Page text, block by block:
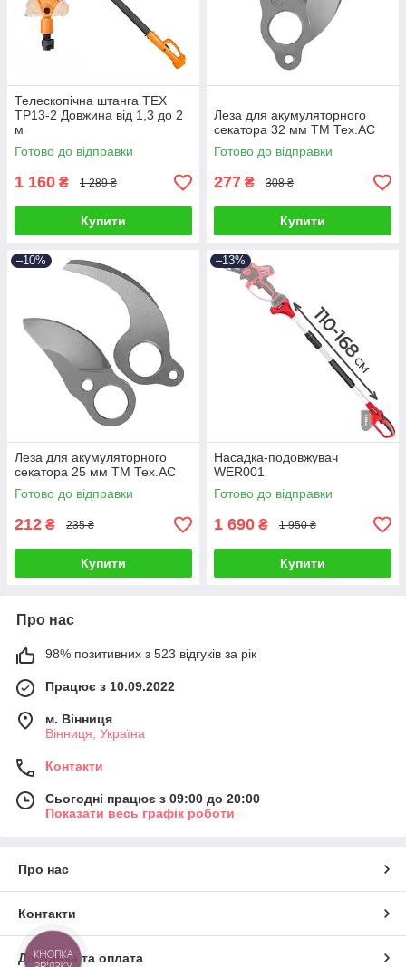
Телескопічна штанга ТEX
TP13-2 Довжина від 1,3 до 2
м
Готово до відправки
1 160 ₴ 1 289 ₴
Купити
Леза для акумуляторного
секатора 32 мм ТМ Тех.АС
Готово до відправки
277 ₴ 308 ₴
Купити
–10%
Леза для акумуляторного
секатора 25 мм ТМ Тех.АС
Готово до відправки
212 ₴ 235 ₴
Купити
–13%
Насадка-подовжувач
WER001
Готово до відправки
1 690 ₴ 1 950 ₴
Купити
Про нас
98% позитивних з 523 відгуків за рік
Працює з 10.09.2022
м. Вінниця
Вінниця, Україна
Контакти
Сьогодні працює з 09:00 до 20:00
Показати весь графік роботи
Про нас
Контакти
Доставка та оплата
КНОПКА